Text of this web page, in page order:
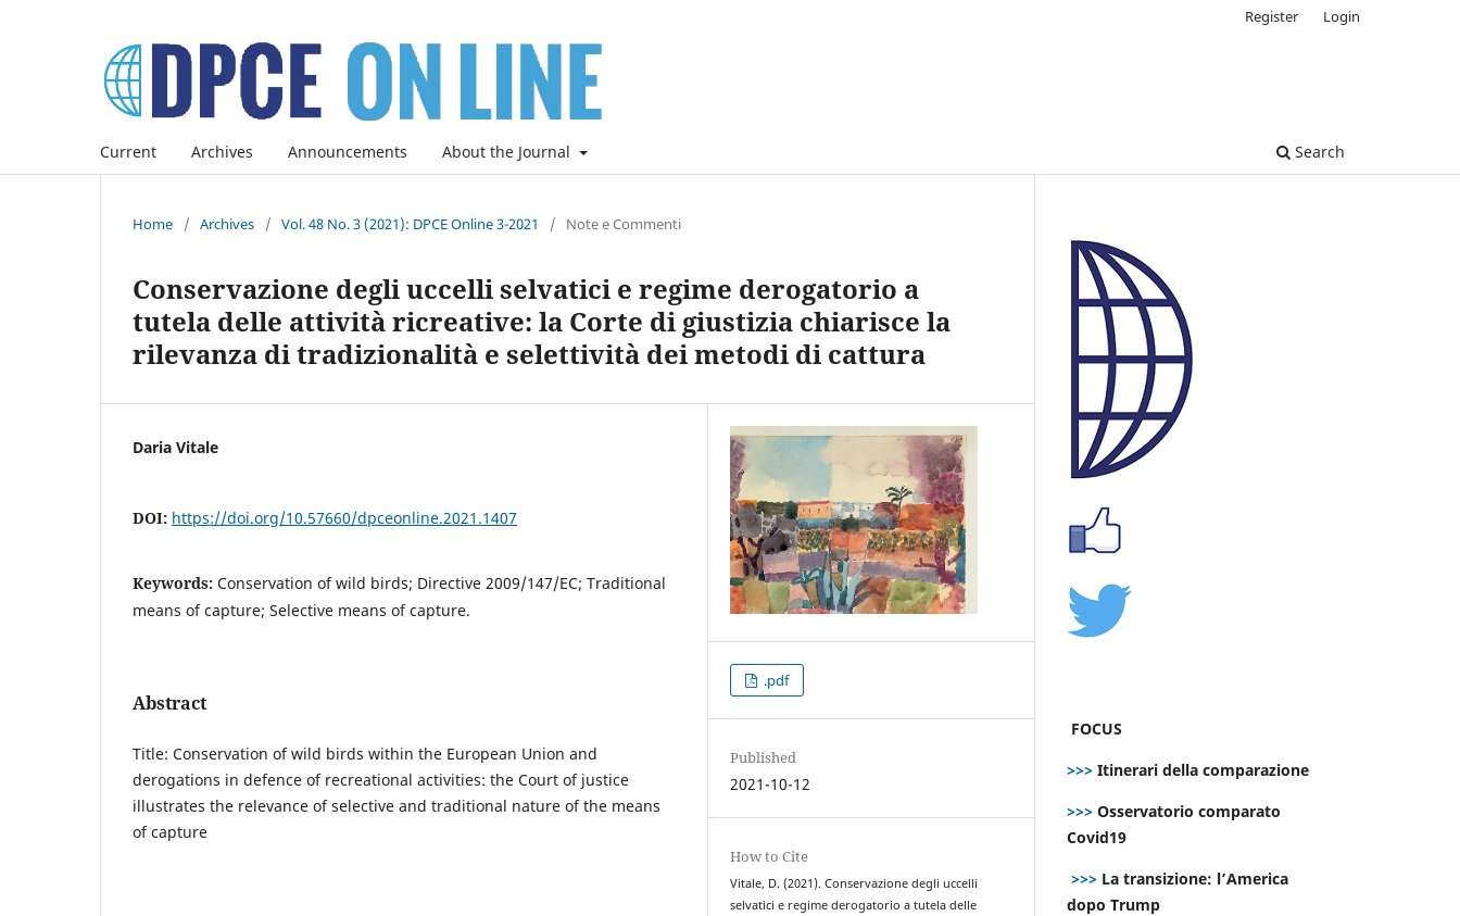
Current Archives Announcements About the Journal Search
Register Login
Home / Archives / Vol. 48 No. 3 (2021): DPCE Online 3-2021 / Note e Commenti
Conservazione degli uccelli selvatici e regime derogatorio a
tutela delle attività ricreative: la Corte di giustizia chiarisce la
rilevanza di tradizionalità e selettività dei metodi di cattura
Daria Vitale
DOI: https://doi.org/10.57660/dpceonline.2021.1407
Keywords: Conservation of wild birds; Directive 2009/147/EC; Traditional
means of capture; Selective means of capture.
Abstract
Title: Conservation of wild birds within the European Union and
derogations in defence of recreational activities: the Court of justice
illustrates the relevance of selective and traditional nature of the means
of capture
.pdf
Published
2021-10-12
How to Cite
Vitale, D. (2021). Conservazione degli uccelli
selvatici e regime derogatorio a tutela delle
FOCUS
>>> Itinerari della comparazione
>>> Osservatorio comparato
Covid19
>>> La transizione: l’America
dopo Trump